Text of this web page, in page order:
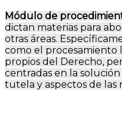
Módulo de
dictan materias para
otras áreas.
como el procesamiento
propios del Derecho,
centradas en la
tutela y aspectos de las